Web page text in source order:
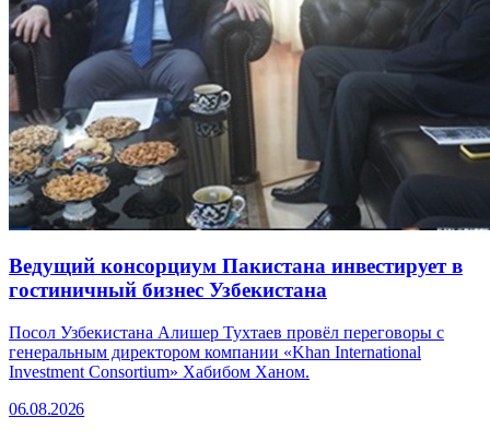
Ведущий консорциум Пакистана инвестирует в
гостиничный бизнес Узбекистана
Посол Узбекистана Алишер Тухтаев провёл переговоры с
генеральным директором компании «Khan International
Investment Consortium» Хабибом Ханом.
06.08.2026